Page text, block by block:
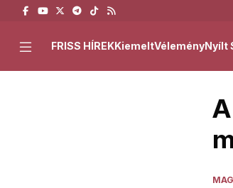
FRISS HÍREKKiemeltVéleményNyílt